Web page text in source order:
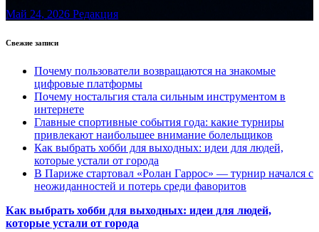
Май 24, 2026 Редакция
Свежие записи
Почему пользователи возвращаются на знакомые
цифровые платформы
Почему ностальгия стала сильным инструментом в
интернете
Главные спортивные события года: какие турниры
привлекают наибольшее внимание болельщиков
Как выбрать хобби для выходных: идеи для людей,
которые устали от города
В Париже стартовал «Ролан Гаррос» — турнир начался с
неожиданностей и потерь среди фаворитов
Как выбрать хобби для выходных: идеи для людей,
которые устали от города